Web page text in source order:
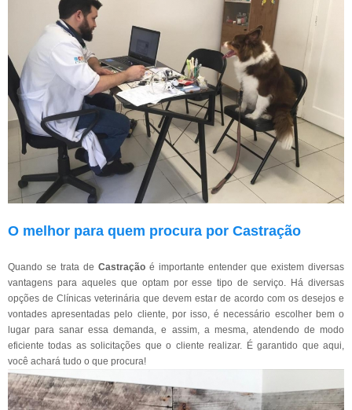
O melhor para quem procura por Castração
Quando se trata de Castração é importante entender que existem diversas
vantagens para aqueles que optam por esse tipo de serviço. Há diversas
opções de Clínicas veterinária que devem estar de acordo com os desejos e
vontades apresentadas pelo cliente, por isso, é necessário escolher bem o
lugar para sanar essa demanda, e assim, a mesma, atendendo de modo
eficiente todas as solicitações que o cliente realizar. É garantido que aqui,
você achará tudo o que procura!